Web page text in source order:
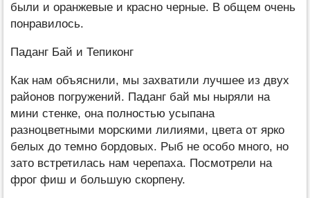
были и оранжевые и красно черные. В общем очень
понравилось.
Паданг Бай и Тепиконг
Как нам объяснили, мы захватили лучшее из двух
районов погружений. Паданг бай мы ныряли на
мини стенке, она полностью усыпана
разноцветными морскими лилиями, цвета от ярко
белых до темно бордовых. Рыб не особо много, но
зато встретилась нам черепаха. Посмотрели на
фрог фиш и большую скорпену.